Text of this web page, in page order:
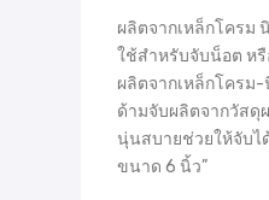
ผลิตจากเหล็กโครม
ใช้สำหรับจับน็อต ห
ผลิตจากเหล็กโครม-
ด้ามจับผลิตจากวัสดุ
นุ่นสบายช่วยให้จับไ
ขนาด 6 นิ้ว”